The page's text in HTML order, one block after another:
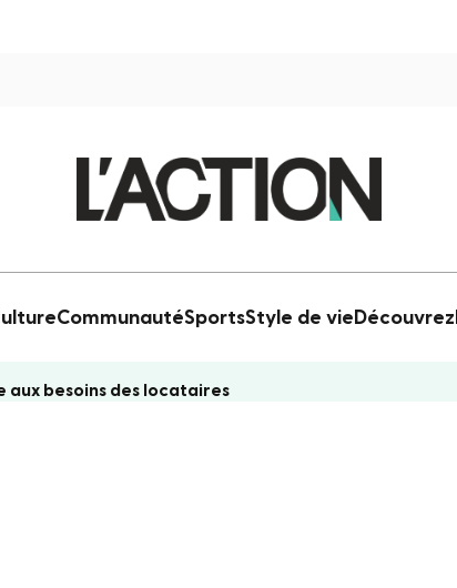
CommunautéSportsStyle de vie Découvrez
aux besoins des locataires